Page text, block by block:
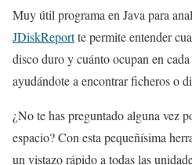
Muy útil programa en Java para
JDiskReportte permite entender
disco duro y cuánto ocupan en
ayudándote a encontrar ficheros o
¿No te has preguntado alguna vez
espacio? Con esta pequeñísima
un vistazo rápido a todas las